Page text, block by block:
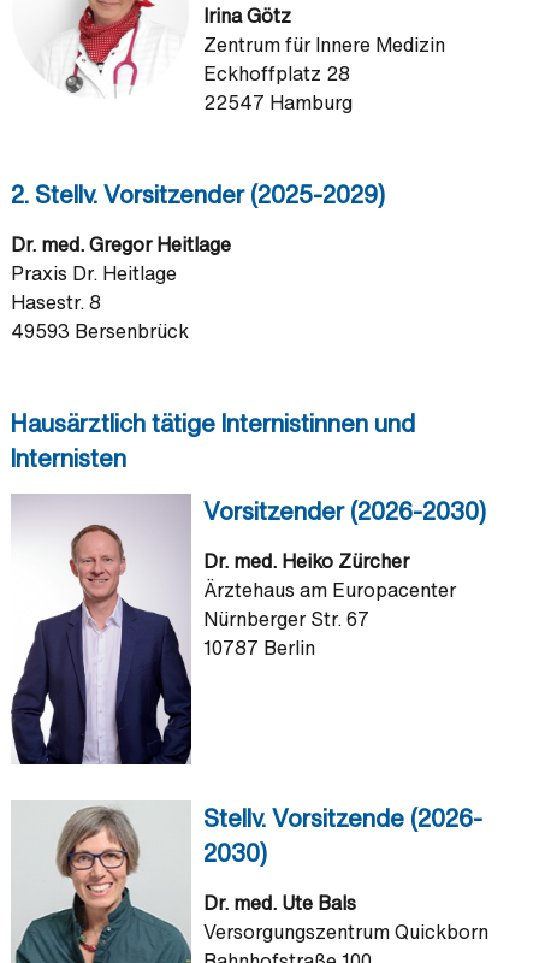
Irina Götz
Zentrum für Innere Medizin
Eckhoffplatz 28
22547 Hamburg
2. Stellv. Vorsitzender (2025-2029)
Dr. med. Gregor Heitlage
Praxis Dr. Heitlage
Hasestr. 8
49593 Bersenbrück
Hausärztlich tätige Internistinnen und
Internisten
Vorsitzender (2026-2030)
Dr. med. Heiko Zürcher
Ärztehaus am Europacenter
Nürnberger Str. 67
10787 Berlin
Stellv. Vorsitzende (2026-
2030)
Dr. med. Ute Bals
Versorgungszentrum Quickborn